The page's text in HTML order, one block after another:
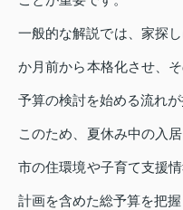
一般的な解説では、家探
か月前から本格化させ、
予算の検討を始める流れが
このため、夏休み中の入
市の住環境や子育て支援
計画を含めた総予算を把握